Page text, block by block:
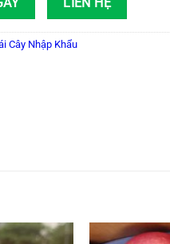
LIÊN HỆ
Cây Nhập Khẩu